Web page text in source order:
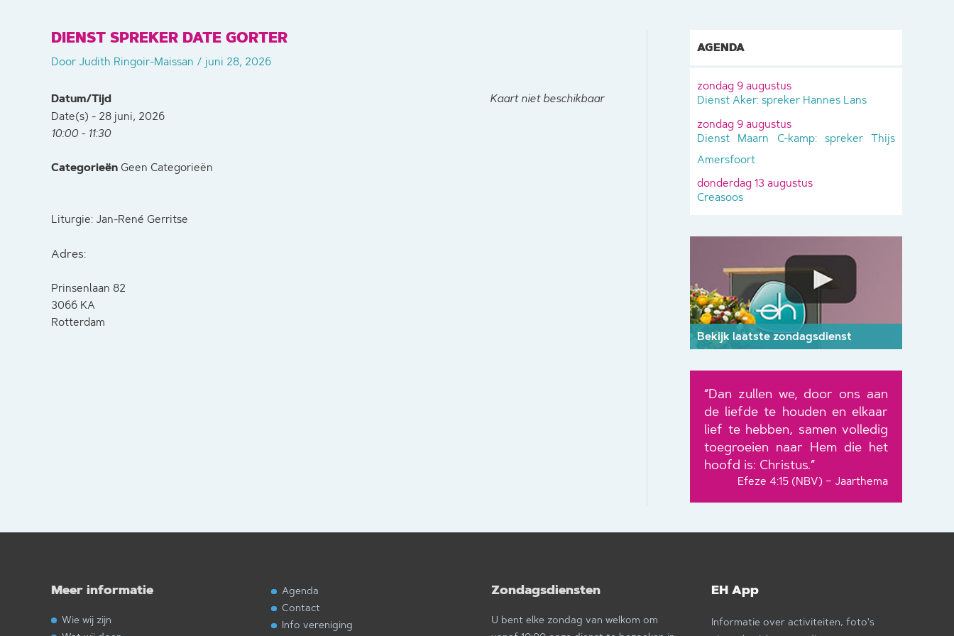
DIENST SPREKER DATE GORTER
Door Judith Ringoir-Maissan / juni 28, 2026
Kaart niet beschikbaar
Datum/Tijd
Date(s) - 28 juni, 2026
10:00 - 11:30
Categorieën Geen Categorieën
Liturgie: Jan-René Gerritse
Adres:
Prinsenlaan 82
3066 KA
Rotterdam
AGENDA
zondag 9 augustus
Dienst Aker: spreker Hannes Lans
zondag 9 augustus
Dienst Maarn C-kamp: spreker Thijs
Amersfoort
donderdag 13 augustus
Creasoos
Bekijk laatste zondagsdienst
“Dan zullen we, door ons aan
de liefde te houden en elkaar
lief te hebben, samen volledig
toegroeien naar Hem die het
hoofd is: Christus.”
Efeze 4:15 (NBV) – Jaarthema
Meer informatie
Wie wij zijn
Agenda
Contact
Info vereniging
Zondagsdiensten
U bent elke zondag van welkom om
EH App
Informatie over activiteiten, foto's